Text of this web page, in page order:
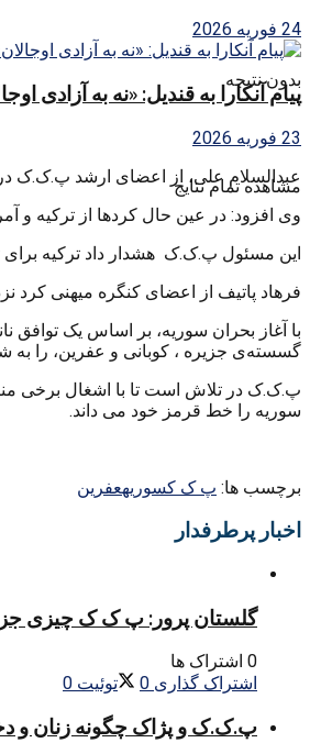
بدون نتیجه
مشاهده تمام نتایج
24 فوریه 2026
پیام آنکارا به قندیل: «نه به آزادی
23 فوریه 2026
عبدالسلام علی، از اعضای ارشد پ.ک.ک در
وی افزود: در عین حال کردها از ترکیه و
این مسئول پ.ک.ک هشدار داد ترکیه
فرهاد پاتیف از اعضای کنگره میهنی کرد
با آغاز بحران سوریه، بر اساس یک
گسسته‌ی جزیره ، کوبانی و عفرین، را
پ.ک.ک در تلاش است تا با اشغال برخی
سوریه را خط قرمز خود می داند.
برچسب ها: پ ک کسوریهعفرین
اخبار پرطرفدار
گلستان پرور: پ ک ک چیزی
0 اشتراک ها
اشتراک گذاری 0 توئیت 0
پ.ک.ک و پژاک چگونه زنان و